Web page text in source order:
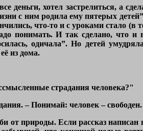
хотел застрелиться, а
с ним родила ему пятерых
что-то и с уроками стало (в
понимать. И так сделано, что и
одичала”.Но детей
из дома.
страдания человека?"
– Понимай: человек –
природы. Если рассказ написан